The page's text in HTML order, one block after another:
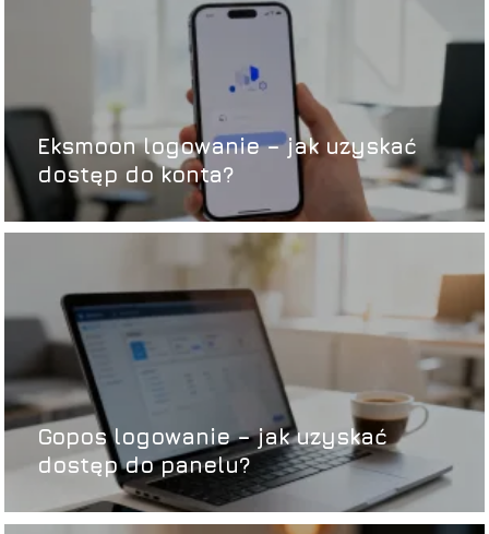
Eksmoon logowanie – jak uzyskać
dostęp do konta?
Gopos logowanie – jak uzyskać
dostęp do panelu?